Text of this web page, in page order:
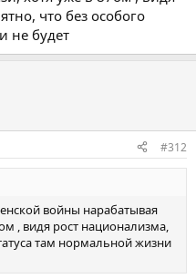
что без особого
не будет
#312
войны нарабатывая
, видя рост национализма,
там нормальной жизни